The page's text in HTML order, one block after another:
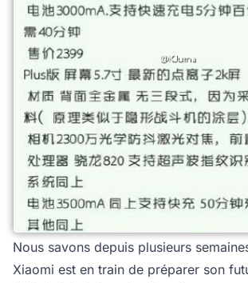
Nous savons depuis plusieurs
Xiaomi est en train de préparer son